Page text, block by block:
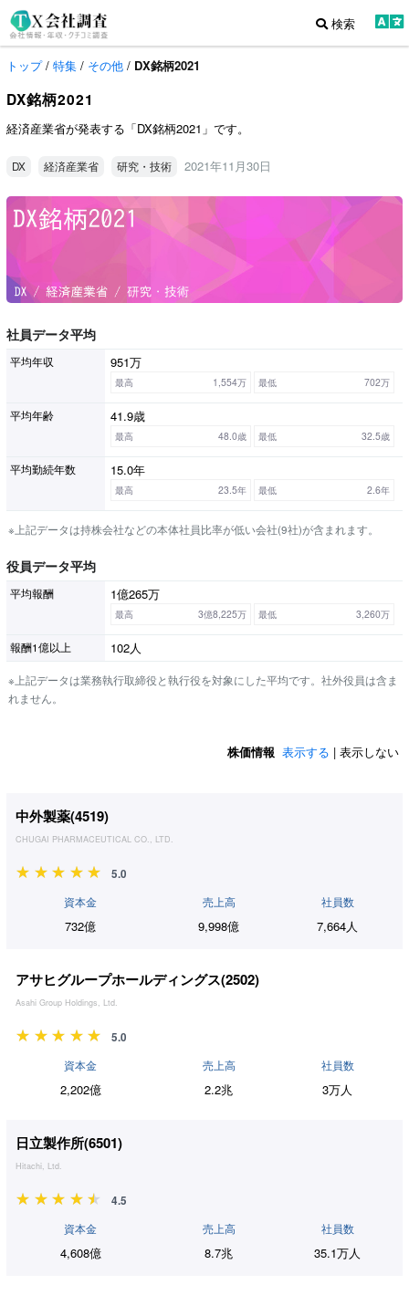
検索
トップ/ 特集 / その他 / DX銘柄2021
DX銘柄2021
経済産業省が発表する「DX銘柄2021」です。
DX 経済産業省 研究・技術 2021年11月30日
社員データ平均
平均年収 951万
最高 1,554万 最低 702万
平均年齢 41.9歳
最高 48.0歳 最低 32.5歳
平均勤続年数 15.0年
最高 23.5年 最低 2.6年
※上記データは持株会社などの本体社員比率が低い会社(9社)が含まれます。
役員データ平均
平均報酬 1億265万
最高 3億8,225万 最低 3,260万
報酬1億以上 102人
※上記データは業務執行取締役と執行役を対象にした平均です。社外役員は含ま
れません。
株価情報 表示する | 表示しない
中外製薬(4519)
CHUGAI PHARMACEUTICAL CO., LTD.
5.0
資本金
732億
売上高
9,998億
社員数
7,664人
アサヒグループホールディングス(2502)
Asahi Group Holdings, Ltd.
5.0
資本金
2,202億
売上高
2.2兆
社員数
3万人
日立製作所(6501)
Hitachi, Ltd.
4.5
資本金
4,608億
売上高
8.7兆
社員数
35.1万人